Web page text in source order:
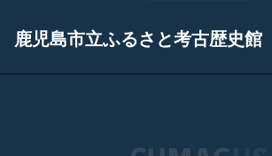
鹿児島市立ふるさと考古歴史館